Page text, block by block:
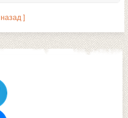
]